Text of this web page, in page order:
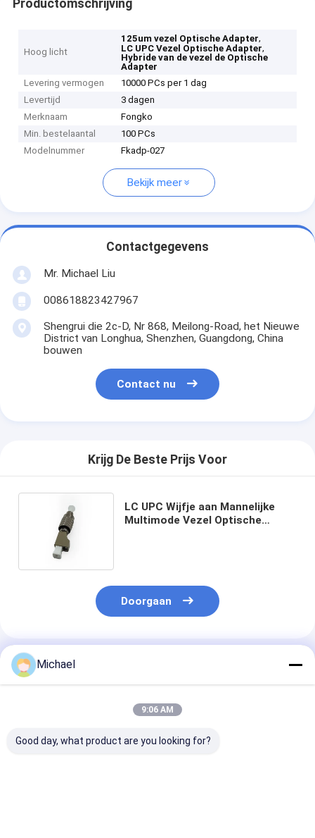
Productomschrijving
Hoog licht
125um vezel Optische Adapter,
LC UPC Vezel Optische Adapter,
Hybride van de vezel de Optische
Adapter
Levering vermogen
10000 PCs per 1 dag
Levertijd
3 dagen
Merknaam
Fongko
Min. bestelaantal
100 PCs
Modelnummer
Fkadp-027
Bekijk meer
Contactgegevens
Mr. Michael Liu
008618823427967
Shengrui die 2c-D, Nr 868, Meilong-Road, het Nieuwe
District van Longhua, Shenzhen, Guangdong, China
bouwen
Contact nu
Krijg De Beste Prijs Voor
LC UPC Wijfje aan Mannelijke
Multimode Vezel Optische
Doorgaan
Geadviseerde Producten
Michael
9:06 AM
Good day, what product are you looking for?